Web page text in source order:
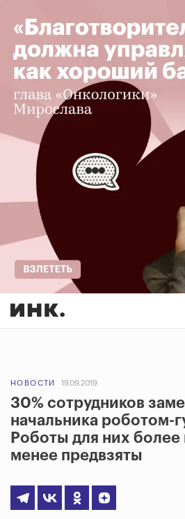
НОВОСТИ 19.09.2019
30% сотрудников
начальника роботом-
Роботы для них
менее предвзяты